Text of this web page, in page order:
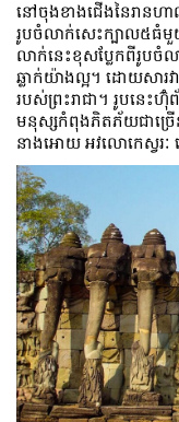
នៅចុងខាងជើង​នៃរានហ
រូបចំលាក់សេះក្បាល៥ធំមួ
លាក់នេះខុសប្លែកពីរូបចំល
ឆ្លាក់យ៉ាងល្អ។ ដោយសារវ
របស់ព្រះរាជា។ រូបនេះហ៊ុំ
មនុស្សកំពុងភិតភ័យជាច្រើ
នាងអោយ អវលោកេស្វរៈ